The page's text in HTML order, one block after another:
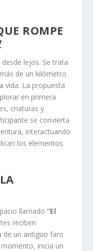
ROMPE
lejos. Se trata
de un kilómetro
vida. La propuesta
en primera
criaturas y
se convierta
interactuando
los elementos
llamado“El
reciben
de un antiguo faro
inicia un